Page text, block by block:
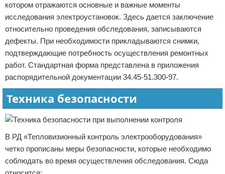
котором отражаются основные и важные моменты
исследования электроустановок. Здесь дается заключение
относительно проведения обследования, записываются
дефекты. При необходимости прикладываются снимки,
подтверждающие потребность осуществления ремонтных
работ. Стандартная форма представлена в приложения
распорядительной документации 34.45-51.300-97.
Техника безопасности
В РД «Тепловизионный контроль электрооборудования»
четко прописаны меры безопасности, которые необходимо
соблюдать во время осуществления обследования. Сюда